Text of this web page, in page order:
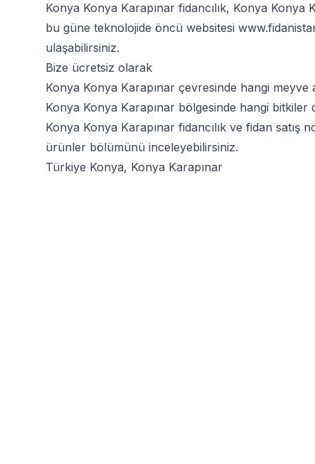
Konya Konya Karapınar fidancılık, Konya Konya
bu güne teknolojide öncü websitesi
ulaşabilirsiniz.
Bize ücretsiz olarak
Konya Konya Karapınar çevresinde hangi meyve
Konya Konya Karapınar bölgesinde hangi
Konya Konya Karapınar fidancılık ve fidan satış
ürünler bölümünü inceleyebilirsiniz.
Türkiye Konya, Konya Karapınar